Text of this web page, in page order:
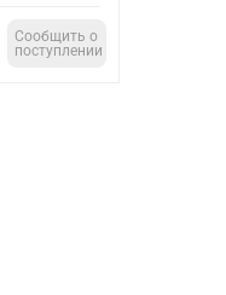
Сообщить о
поступлении